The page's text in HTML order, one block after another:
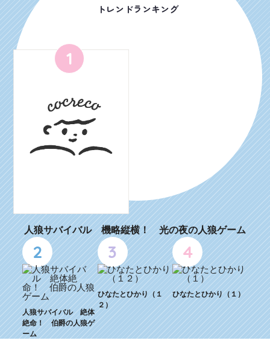
トレンドランキング
1
人狼サバイバル 機略縦横！ 光の夜の人狼ゲーム
2
人狼サバイバル 絶体
絶命！ 伯爵の人狼ゲ
ーム
3
ひなたとひかり（１
２）
4
ひなたとひかり（１）